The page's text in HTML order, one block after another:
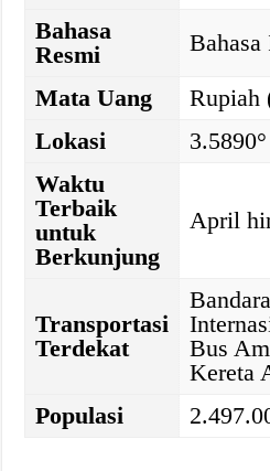
Bahasa
Resmi
Bahasa
Mata Uang
Rupiah
Lokasi
Waktu
Terbaik
untuk
Berkunjung
April
Transportasi
Terdekat
Bus
Kereta
Populasi